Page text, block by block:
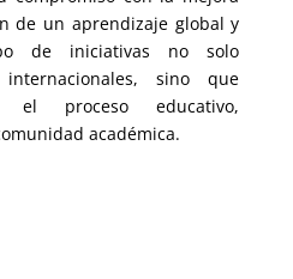
de un aprendizaje global y
de iniciativas no solo
sino que
el proceso educativo,
académica.